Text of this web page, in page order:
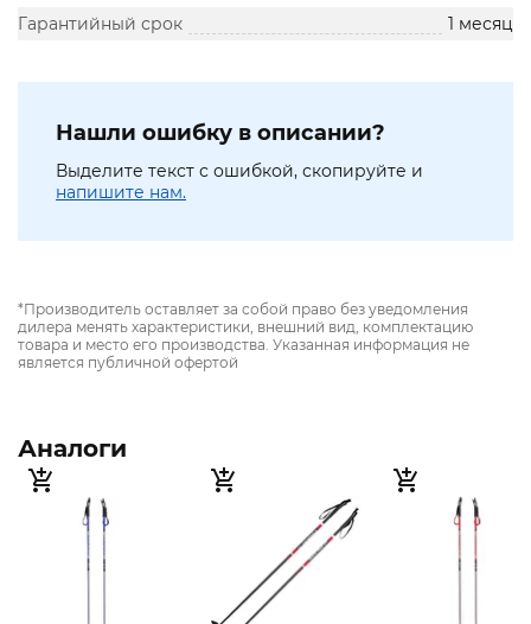
Гарантийный срок
1 месяц
Нашли ошибку в описании?
Выделите текст с ошибкой, скопируйте и
напишите нам.
*Производитель оставляет за собой право без уведомления
дилера менять характеристики, внешний вид, комплектацию
товара и место его производства. Указанная информация не
является публичной офертой
Аналоги